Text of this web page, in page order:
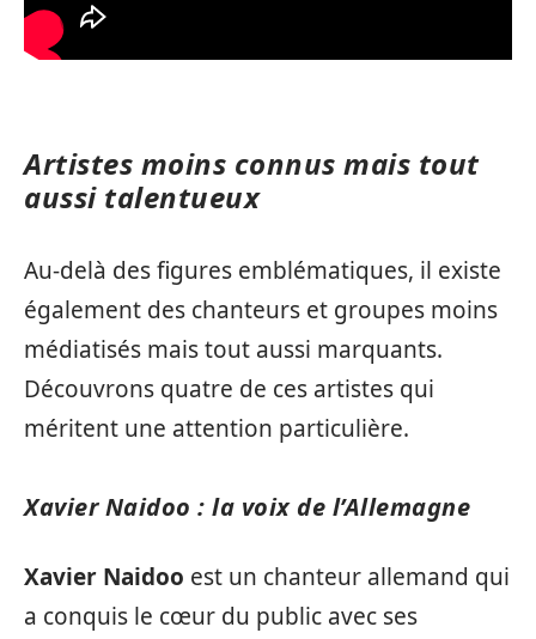
Artistes moins connus mais tout
aussi talentueux
Au-delà des figures emblématiques, il existe
également des chanteurs et groupes moins
médiatisés mais tout aussi marquants.
Découvrons quatre de ces artistes qui
méritent une attention particulière.
Xavier Naidoo : la voix de l’Allemagne
Xavier Naidoo est un chanteur allemand qui
a conquis le cœur du public avec ses